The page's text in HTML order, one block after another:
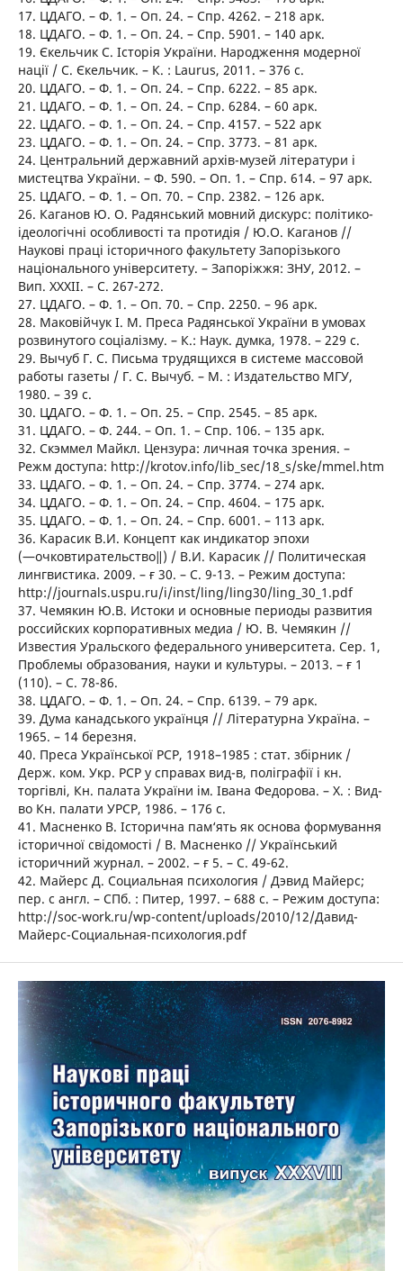
17. ЦДАГО. – Ф. 1. – Оп. 24. – Спр. 4262. – 218 арк.
18. ЦДАГО. – Ф. 1. – Оп. 24. – Спр. 5901. – 140 арк.
19. Єкельчик С. Історія України. Народження модерної
нації / С. Єкельчик. – К. : Laurus, 2011. – 376 с.
20. ЦДАГО. – Ф. 1. – Оп. 24. – Спр. 6222. – 85 арк.
21. ЦДАГО. – Ф. 1. – Оп. 24. – Спр. 6284. – 60 арк.
22. ЦДАГО. – Ф. 1. – Оп. 24. – Спр. 4157. – 522 арк
23. ЦДАГО. – Ф. 1. – Оп. 24. – Спр. 3773. – 81 арк.
24. Центральний державний архів-музей літератури і
мистецтва України. – Ф. 590. – Оп. 1. – Спр. 614. – 97 арк.
25. ЦДАГО. – Ф. 1. – Оп. 70. – Спр. 2382. – 126 арк.
26. Каганов Ю. О. Радянський мовний дискурс: політико-
ідеологічні особливості та протидія / Ю.О. Каганов //
Наукові праці історичного факультету Запорізького
національного університету. – Запоріжжя: ЗНУ, 2012. –
Вип. XXXII. – С. 267-272.
27. ЦДАГО. – Ф. 1. – Оп. 70. – Спр. 2250. – 96 арк.
28. Маковійчук І. М. Преса Радянської України в умовах
розвинутого соціалізму. – К.: Наук. думка, 1978. – 229 с.
29. Вычуб Г. С. Письма трудящихся в системе массовой
работы газеты / Г. С. Вычуб. – М. : Издательство МГУ,
1980. – 39 с.
30. ЦДАГО. – Ф. 1. – Оп. 25. – Спр. 2545. – 85 арк.
31. ЦДАГО. – Ф. 244. – Оп. 1. – Спр. 106. – 135 арк.
32. Скэммел Майкл. Цензура: личная точка зрения. –
Режм доступа: http://krotov.info/lib_sec/18_s/ske/mmel.htm
33. ЦДАГО. – Ф. 1. – Оп. 24. – Спр. 3774. – 274 арк.
34. ЦДАГО. – Ф. 1. – Оп. 24. – Спр. 4604. – 175 арк.
35. ЦДАГО. – Ф. 1. – Оп. 24. – Спр. 6001. – 113 арк.
36. Карасик В.И. Концепт как индикатор эпохи
(―очковтирательство‖) / В.И. Карасик // Политическая
лингвистика. 2009. – ғ 30. – С. 9-13. – Режим доступа:
http://journals.uspu.ru/i/inst/ling/ling30/ling_30_1.pdf
37. Чемякин Ю.В. Истоки и основные периоды развития
российских корпоративных медиа / Ю. В. Чемякин //
Известия Уральского федерального университета. Сер. 1,
Проблемы образования, науки и культуры. – 2013. – ғ 1
(110). – С. 78-86.
38. ЦДАГО. – Ф. 1. – Оп. 24. – Спр. 6139. – 79 арк.
39. Дума канадського українця // Літературна Україна. –
1965. – 14 березня.
40. Преса Української РСР, 1918–1985 : стат. збірник /
Держ. ком. Укр. РСР у справах вид-в, поліграфії і кн.
торгівлі, Кн. палата України ім. Івана Федорова. – Х. : Вид-
во Кн. палати УРСР, 1986. – 176 с.
41. Масненко В. Історична пам‘ять як основа формування
історичної свідомості / В. Масненко // Український
історичний журнал. – 2002. – ғ 5. – С. 49-62.
42. Майерс Д. Социальная психология / Дэвид Майерс;
пер. с англ. – СПб. : Питер, 1997. – 688 с. – Режим доступа:
http://soc-work.ru/wp-content/uploads/2010/12/Давид-
Майерс-Социальная-психология.pdf